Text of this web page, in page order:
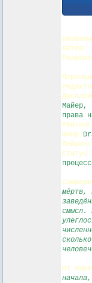
Автор:
Майер,
права
Рейтинг
Жанр :
Пейринг
Статус :
Саммари
мёртв,
смысл.
От